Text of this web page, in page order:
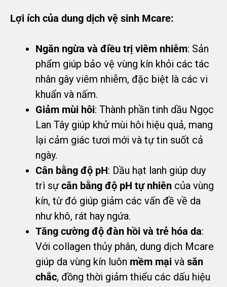
Lợi ích của dung dịch vệ sinh Mcare:
Ngăn ngừa và điều trị viêm nhiễm: Sản
phẩm giúp bảo vệ vùng kín khỏi các tác
nhân gây viêm nhiễm, đặc biệt là các vi
khuẩn và nấm.
Giảm mùi hôi: Thành phần tinh dầu Ngọc
Lan Tây giúp khử mùi hôi hiệu quả, mang
lại cảm giác tươi mới và tự tin suốt cả
ngày.
Cân bằng độ pH: Dầu hạt lanh giúp duy
trì sựcân bằng độ pH tự nhiên của vùng
kín, từ đó giúp giảm các vấn đề về da
như khô, rát hay ngứa.
Tăng cường độ đàn hồi và trẻ hóa da:
Với collagen thủy phân, dung dịch Mcare
giúp da vùng kín luôn mềm mại và săn
chắc, đồng thời giảm thiểu các dấu hiệu